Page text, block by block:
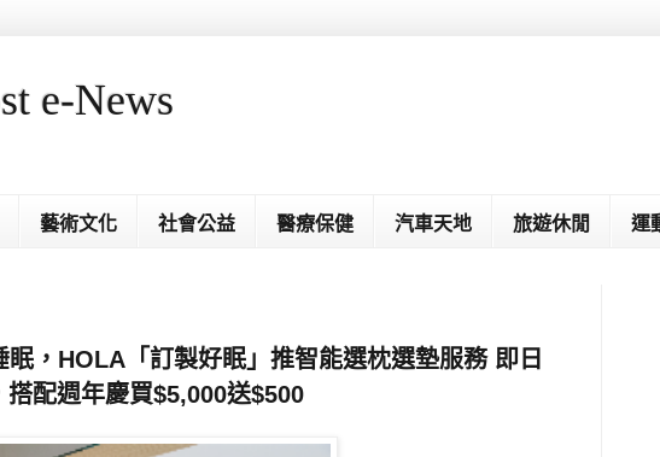
e-News
藝術文化 社會公益 醫療保健 汽車天地 旅遊休閒 運
眠，HOLA「訂製好眠」推智能選枕選墊服務 即日
搭配週年慶買$5,000送$500